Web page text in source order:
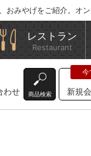
みやげをご紹介。オン
レストラン
Restaurant
わせ 商品検索 新規